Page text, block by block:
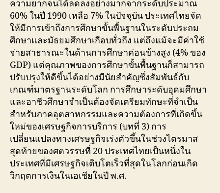
ความยากจนได้ลดลงอย่างมากจากระดับประมาณ
60% ในปี 1990 เหลือ 7% ในปัจจุบัน ประเทศไทยจัด
ให้มีการเข้าถึงการศึกษาขั้นพื้นฐานในระดับประถม
ศึกษาและมัธยมศึกษาเกือบทั่วถึง แต่ถึงแม้จะมีค่าใช้
จ่ายสาธารณะในด้านการศึกษาค่อนข้างสูง (4% ของ
GDP) แต่คุณภาพของการศึกษาขั้นพื้นฐานก็สามารถ
ปรับปรุงให้ดีขึ้นได้อย่างมีนัยสำคัญซึ่งสัมพันธ์กับ
เกณฑ์มาตรฐานระดับโลก การศึกษาระดับอุดมศึกษา
และอาชีวศึกษาจำเป็นต้องจัดเตรียมทักษะที่จำเป็น
สำหรับภาคอุตสาหกรรมและความต้องการที่เกิดขึ้น
ใหม่ของเศรษฐกิจการบริการ (บทที่ 3) การ
เปลี่ยนแปลงทางเศรษฐกิจเร่งตัวขึ้นในช่วงไตรมาส
สุดท้ายของศตวรรษที่ 20 ประเทศไทยเป็นหนึ่งใน
ประเทศที่มีเศรษฐกิจเติบโตเร็วที่สุดในโลกก่อนเกิด
วิกฤตการเงินในเอเชียในปี พ.ศ.